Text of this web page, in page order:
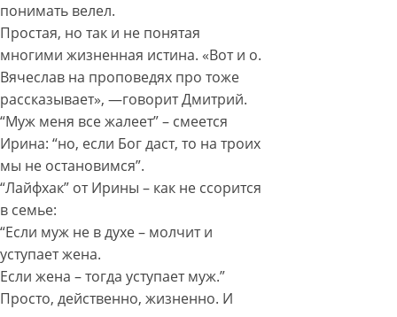
понимать велел.
Простая, но так и не понятая
многими жизненная истина. «Вот и о.
Вячеслав на проповедях про тоже
рассказывает», —говорит Дмитрий.
“Муж меня все жалеет” – смеется
Ирина: “но, если Бог даст, то на троих
мы не остановимся”.
“Лайфхак” от Ирины – как не ссорится
в семье:
“Если муж не в духе – молчит и
уступает жена.
Если жена – тогда уступает муж.”
Просто, действенно, жизненно. И